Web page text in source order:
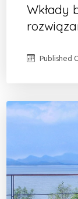
Wkłady
Published